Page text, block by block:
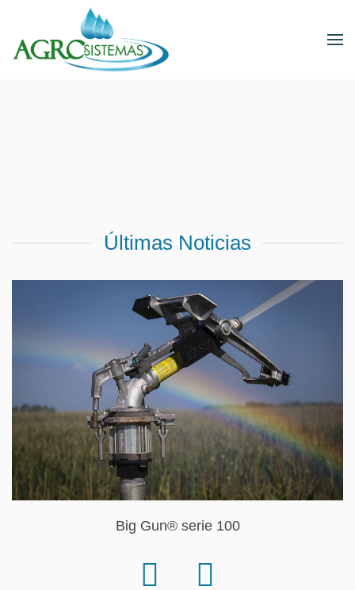
Últimas Noticias
Big Gun® serie 100